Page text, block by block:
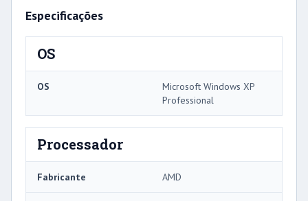
Especificações
OS
OS
Microsoft Windows XP
Professional
Processador
Fabricante AMD